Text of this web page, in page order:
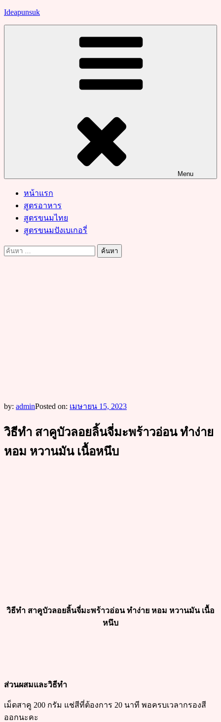
Skip
Ideapunsuk
Menu
หน้าแรก
สูตรอาหาร
สูตรขนมไทย
สูตรขนมปังเบเกอรี่
ค้นหา
by: adminPosted on: เมษายน 15, 2023
วิธีทำ สาคูบัวลอยลิ้นจี่มะพร้าวอ่อน ทำง่าย
หอม หวานมัน เนื้อหนึบ
วิธีทำ สาคูบัวลอยลิ้นจี่มะพร้าวอ่อน ทำง่าย หอม หวานมัน เนื้อ
หนึบ
ส่วนผสมและวิธีทำ
เม็ดสาคู 200 กรัม แช่สีที่ต้องการ 20 นาที พอครบเวลากรองสี
ออกนะคะ